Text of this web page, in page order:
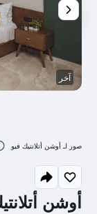
أوشن
آخر
صور لـ أوشن أتلانتيك فيو